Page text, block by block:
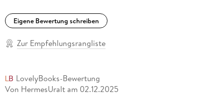
Eigene Bewertung schreiben
Zur Empfehlungsrangliste
LovelyBooks-Bewertung
Von HermesUralt am 02.12.2025